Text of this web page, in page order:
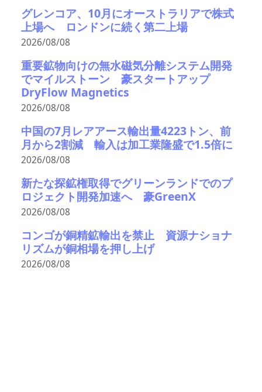
グレンコア、10月にオーストラリアで株式
上場へ ロンドンに続く第二上場
2026/08/08
重要鉱物向けの無水磁気分離システム開発
でマイルストーン 豪スタートアップ
DryFlow Magnetics
2026/08/08
中国の7月レアアース輸出量4223トン、前
月から2割減 輸入は加工業隆盛で1.5倍に
2026/08/08
新たな探鉱権取得でグリーンランドでのプ
ロジェクト開発加速へ 豪GreenX
2026/08/08
コンゴが銅精鉱輸出を禁止 資源ナショナ
リズムが銅相場を押し上げ
2026/08/08